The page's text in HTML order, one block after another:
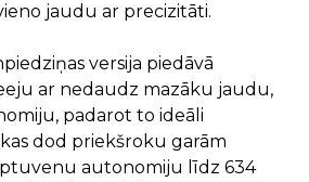
jaudu ar precizitāti.
versija piedāvā
ar nedaudz mazāku jaudu,
padarot to ideāli
dod priekšroku garām
autonomiju līdz 634